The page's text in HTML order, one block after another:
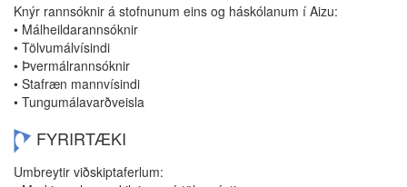
Knýr rannsóknir á stofnunum eins og háskólanum í Aizu:
• Málheildarannsóknir
• Tölvumálvísindi
• Þvermálrannsóknir
• Stafræn mannvísindi
• Tungumálavarðveisla
FYRIRTÆKI
Umbreytir viðskiptaferlum: